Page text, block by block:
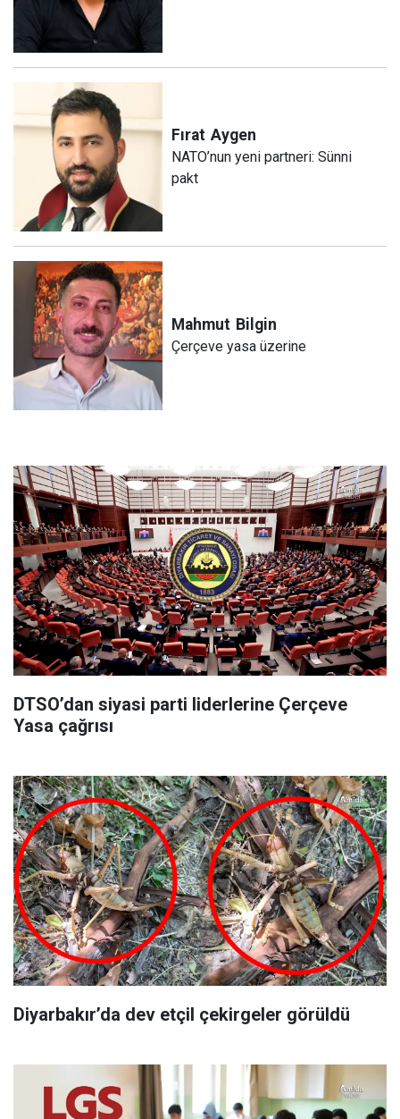
Fırat Aygen
NATO’nun yeni partneri: Sünni
pakt
Mahmut Bilgin
Çerçeve yasa üzerine
DTSO’dan siyasi parti liderlerine Çerçeve
Yasa çağrısı
Diyarbakır’da dev etçil çekirgeler görüldü